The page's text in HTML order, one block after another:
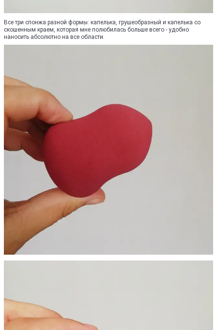
Все три спонжа разной формы: капелька, грушеобразный и капелька со
скошенным краем, которая мне полюбилась больше всего - удобно
наносить абсолютно на все области.